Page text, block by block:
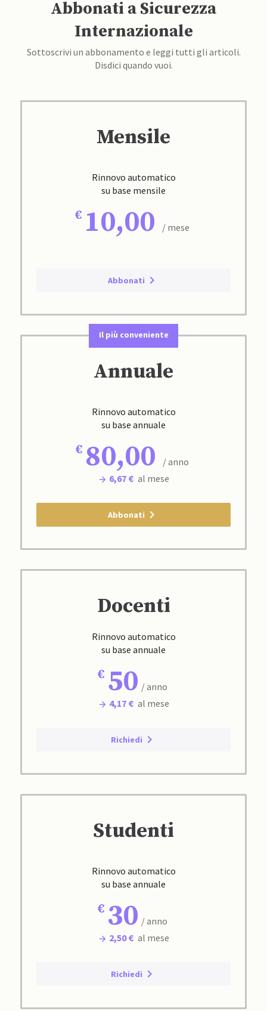
Abbonati a Sicurezza
Internazionale
Sottoscrivi un abbonamento e leggi tutti gli articoli.
Disdici quando vuoi.
Mensile
Rinnovo automatico
su base mensile
10,00 / mese
Abbonati
Il più conveniente
Annuale
Rinnovo automatico
su base annuale
80,00
/ anno
6,67 € al mese
Abbonati
Docenti
Rinnovo automatico
su base annuale
50 / anno
4,17 € al mese
Richiedi
Studenti
Rinnovo automatico
su base annuale
30 / anno
2,50 € al mese
Richiedi